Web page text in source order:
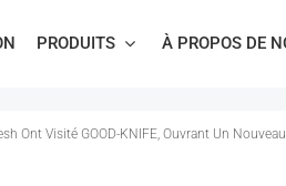
PRODUITS À PROPOS DE
Ont Visité GOOD-KNIFE, Ouvrant Un